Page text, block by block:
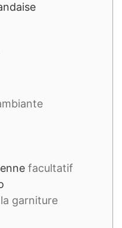
facultatif
garniture